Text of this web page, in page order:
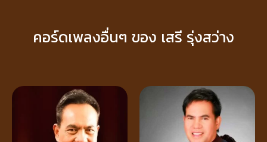
คอร์ดเพลงอื่นๆ ของ เสรี รุ่งสว่าง